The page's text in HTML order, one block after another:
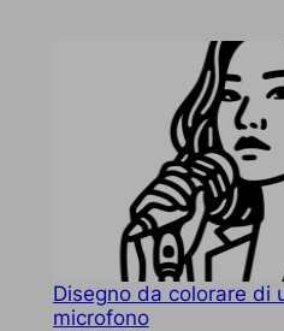
Disegno da colorare di
microfono